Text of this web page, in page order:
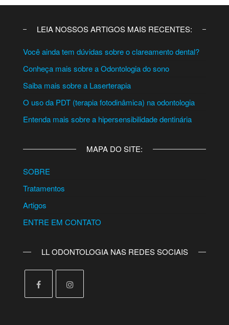
LEIA NOSSOS ARTIGOS MAIS RECENTES:
Você ainda tem dúvidas sobre o clareamento dental?
Conheça mais sobre a Odontologia do sono
Saiba mais sobre a Laserterapia
O uso da PDT (terapia fotodinâmica) na odontologia
Entenda mais sobre a hipersensibilidade dentinária
MAPA DO SITE:
SOBRE
Tratamentos
Artigos
ENTRE EM CONTATO
LL ODONTOLOGIA NAS REDES SOCIAIS